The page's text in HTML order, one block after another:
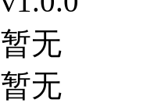
暂无
暂无